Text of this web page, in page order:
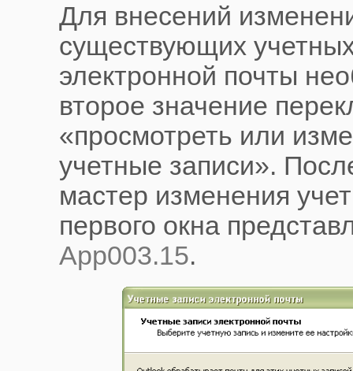
Для внесений
существующих
электронной почты
второе значение
«просмотреть или
учетные записи».
мастер изменения
первого окна
App003.15.